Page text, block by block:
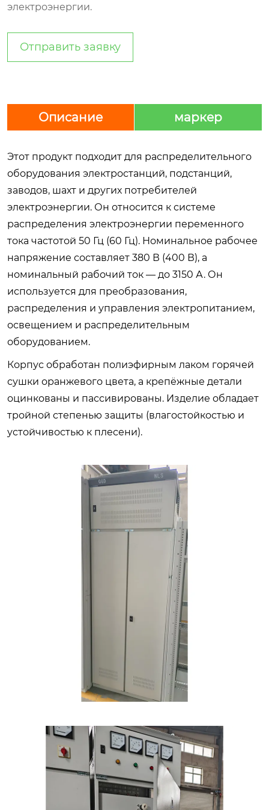
электроэнергии.
Отправить заявку
Описание маркер
Этот продукт подходит для распределительного
оборудования электростанций, подстанций,
заводов, шахт и других потребителей
электроэнергии. Он относится к системе
распределения электроэнергии переменного
тока частотой 50 Гц (60 Гц). Номинальное рабочее
напряжение составляет 380 В (400 В), а
номинальный рабочий ток — до 3150 А. Он
используется для преобразования,
распределения и управления электропитанием,
освещением и распределительным
оборудованием.
Корпус обработан полиэфирным лаком горячей
сушки оранжевого цвета, а крепёжные детали
оцинкованы и пассивированы. Изделие обладает
тройной степенью защиты (влагостойкостью и
устойчивостью к плесени).